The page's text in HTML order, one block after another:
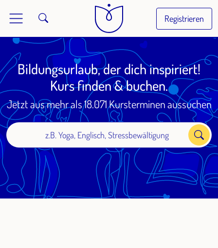
Registrieren
Bildungsurlaub, der dich inspiriert!
Kurs finden & buchen.
Jetzt aus mehr als 18.071 Kursterminen aussuchen
z.B. Yoga, Englisch, Stressbewältigung